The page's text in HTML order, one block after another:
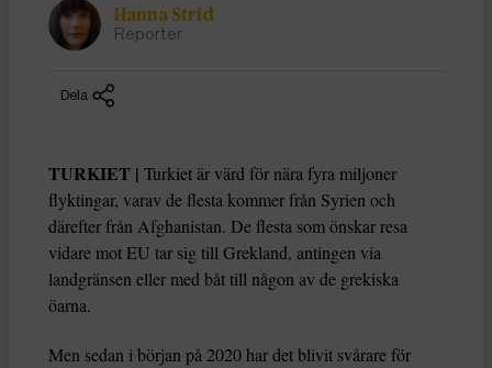
Hanna Strid
Reporter
Dela
TURKIET | Turkiet är värd för nära fyra miljoner
flyktingar, varav de flesta kommer från Syrien och
därefter från Afghanistan. De flesta som önskar resa
vidare mot EU tar sig till Grekland, antingen via
landgränsen eller med båt till någon av de grekiska
öarna.
Men sedan i början på 2020 har det blivit svårare för